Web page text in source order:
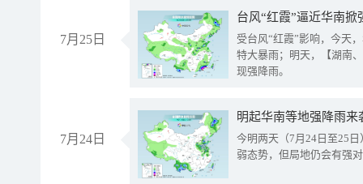
7月25日
台风“红霞”逼近华南
受台风“红霞”影响，今天
特大暴雨；明天，【湖南
现强降雨。
7月24日
明起华南等地强降雨
今明两天（7月24日至25
弱态势，但局地仍会有强